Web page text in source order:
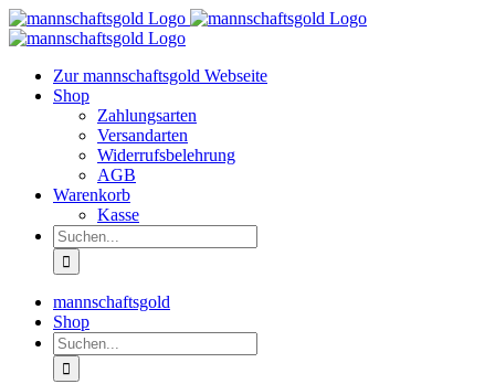
Zum
Inhalt
Zur mannschaftsgold Webseite
Shop
Zahlungsarten
Versandarten
Widerrufsbelehrung
AGB
Warenkorb
Kasse
Suche
nach:
mannschaftsgold
Shop
Suche
nach: